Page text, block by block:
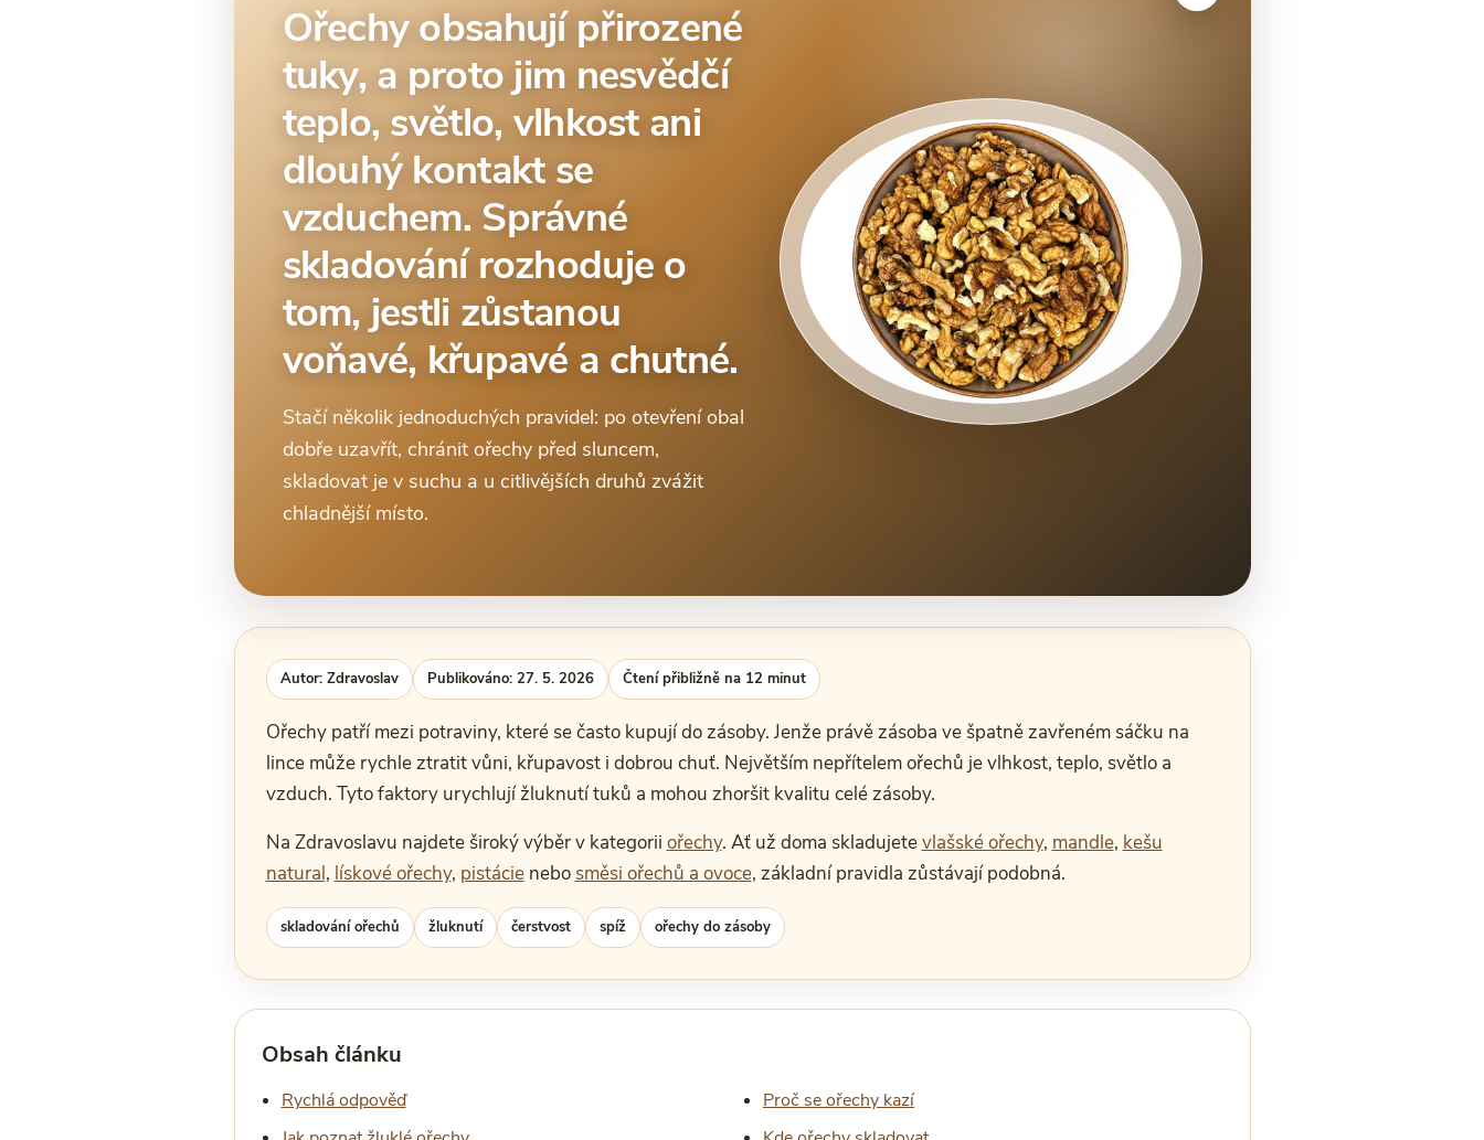
Ořechy obsahují přirozené
tuky, a proto jim nesvědčí
teplo, světlo, vlhkost ani
dlouhý kontakt se
vzduchem. Správné
skladování rozhoduje o
tom, jestli zůstanou
voňavé, křupavé a chutné.
Stačí několik jednoduchých pravidel: po otevření obal
dobře uzavřít, chránit ořechy před sluncem,
skladovat je v suchu a u citlivějších druhů zvážit
chladnější místo.
Autor: Zdravoslav Publikováno: 27. 5. 2026 Čtení přibližně na 12 minut
Ořechy patří mezi potraviny, které se často kupují do zásoby. Jenže právě zásoba ve špatně zavřeném sáčku na
lince může rychle ztratit vůni, křupavost i dobrou chuť. Největším nepřítelem ořechů je vlhkost, teplo, světlo a
vzduch. Tyto faktory urychlují žluknutí tuků a mohou zhoršit kvalitu celé zásoby.
Na Zdravoslavu najdete široký výběr v kategorii ořechy. Ať už doma skladujetevlašské ořechy, mandle, kešu
natural, lískové ořechy, pistácienebo směsi ořechů a ovoce, základní pravidla zůstávají podobná.
skladování ořechů žluknutí čerstvost spíž ořechy do zásoby
Obsah článku
Rychlá odpověď
Proč se ořechy kazí